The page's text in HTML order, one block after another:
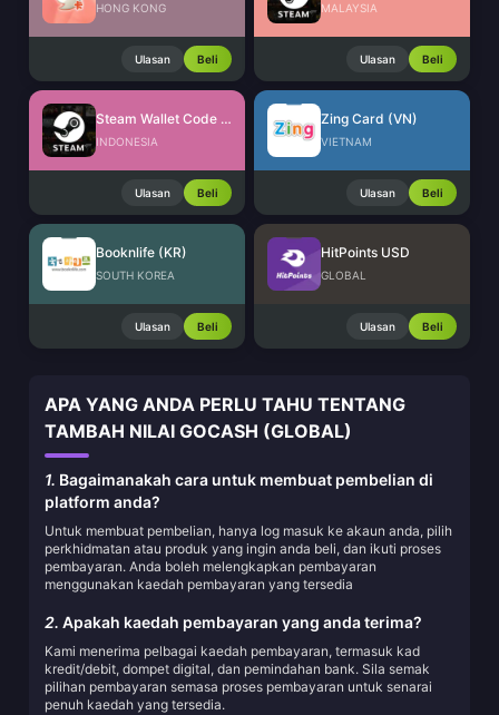
HONG KONG
Ulasan Beli
MALAYSIA
Ulasan Beli
Steam Wallet Code (IDR)
INDONESIA
Ulasan Beli
Zing Card (VN)
VIETNAM
Ulasan Beli
Booknlife (KR)
SOUTH KOREA
Ulasan Beli
HitPoints USD
GLOBAL
Ulasan Beli
APA YANG ANDA PERLU TAHU TENTANG
TAMBAH NILAI GOCASH (GLOBAL)
1. Bagaimanakah cara untuk membuat pembelian di
platform anda?
Untuk membuat pembelian, hanya log masuk ke akaun anda, pilih
perkhidmatan atau produk yang ingin anda beli, dan ikuti proses
pembayaran. Anda boleh melengkapkan pembayaran
menggunakan kaedah pembayaran yang tersedia
2. Apakah kaedah pembayaran yang anda terima?
Kami menerima pelbagai kaedah pembayaran, termasuk kad
kredit/debit, dompet digital, dan pemindahan bank. Sila semak
pilihan pembayaran semasa proses pembayaran untuk senarai
penuh kaedah yang tersedia.